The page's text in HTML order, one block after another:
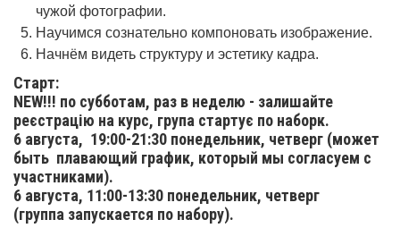
чужой фотографии.
Научимся сознательно компоновать изображение.
Начнём видеть структуру и эстетику кадра.
Старт:
NEW!!! по субботам, раз в неделю - залишайте
реєстрацію на курс, група стартує по наборк.
6 августа, 19:00-21:30 понедельник, четверг (может
быть плавающий график, который мы согласуем с
участниками).
6 августа, 11:00-13:30 понедельник, четверг
(группа запускается по набору).